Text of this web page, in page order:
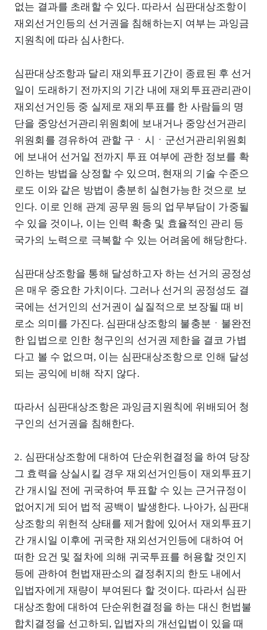
없는 결과를 초래할 수 있다. 따라서 심판대상조항이
재외선거인등의 선거권을 침해하는지 여부는 과잉금
지원칙에 따라 심사한다.
심판대상조항과 달리 재외투표기간이 종료된 후 선거
일이 도래하기 전까지의 기간 내에 재외투표관리관이
재외선거인등 중 실제로 재외투표를 한 사람들의 명
단을 중앙선거관리위원회에 보내거나 중앙선거관리
위원회를 경유하여 관할 구ㆍ시ㆍ군선거관리위원회
에 보내어 선거일 전까지 투표 여부에 관한 정보를 확
인하는 방법을 상정할 수 있으며, 현재의 기술 수준으
로도 이와 같은 방법이 충분히 실현가능한 것으로 보
인다. 이로 인해 관계 공무원 등의 업무부담이 가중될
수 있을 것이나, 이는 인력 확충 및 효율적인 관리 등
국가의 노력으로 극복할 수 있는 어려움에 해당한다.
심판대상조항을 통해 달성하고자 하는 선거의 공정성
은 매우 중요한 가치이다. 그러나 선거의 공정성도 결
국에는 선거인의 선거권이 실질적으로 보장될 때 비
로소 의미를 가진다. 심판대상조항의 불충분ㆍ불완전
한 입법으로 인한 청구인의 선거권 제한을 결코 가볍
다고 볼 수 없으며, 이는 심판대상조항으로 인해 달성
되는 공익에 비해 작지 않다.
따라서 심판대상조항은 과잉금지원칙에 위배되어 청
구인의 선거권을 침해한다.
2. 심판대상조항에 대하여 단순위헌결정을 하여 당장
그 효력을 상실시킬 경우 재외선거인등이 재외투표기
간 개시일 전에 귀국하여 투표할 수 있는 근거규정이
없어지게 되어 법적 공백이 발생한다. 나아가, 심판대
상조항의 위헌적 상태를 제거함에 있어서 재외투표기
간 개시일 이후에 귀국한 재외선거인등에 대하여 어
떠한 요건 및 절차에 의해 귀국투표를 허용할 것인지
등에 관하여 헌법재판소의 결정취지의 한도 내에서
입법자에게 재량이 부여된다 할 것이다. 따라서 심판
대상조항에 대하여 단순위헌결정을 하는 대신 헌법불
합치결정을 선고하되, 입법자의 개선입법이 있을 때